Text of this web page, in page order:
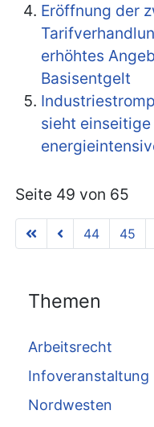
Eröffnung der
erhöhtes
Basisentgelt
sieht
Seite 49 von 65
44 45
Themen
Arbeitsrecht
Infoveranstaltung
Nordwesten